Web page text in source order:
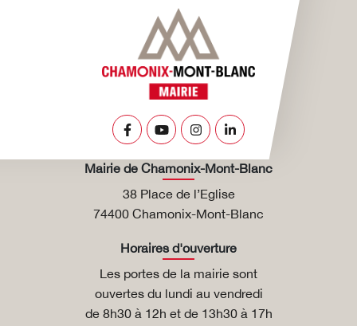
Lien vers le compte Facebook
Lien vers la chaîne Youtube
Lien vers le compte
Lien vers le compte
Mairie de Chamonix-Mont-Blanc
38 Place de l’Eglise
74400 Chamonix-Mont-Blanc
Horaires d'ouverture
Les portes de la mairie sont
ouvertes du lundi au vendredi
de 8h30 à 12h et de 13h30 à 17h